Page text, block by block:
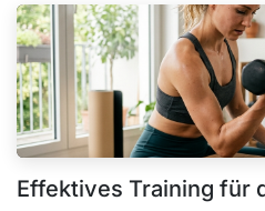
Effektives Training für